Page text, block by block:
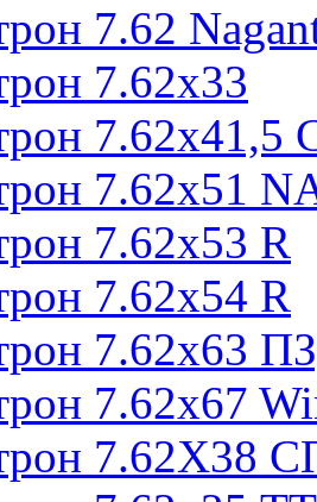
7.62
7.62x33
7.62x41,5
7.62x51
7.62x53 R
7.62x54 R
7.62x63
7.62x67
7.62Х38